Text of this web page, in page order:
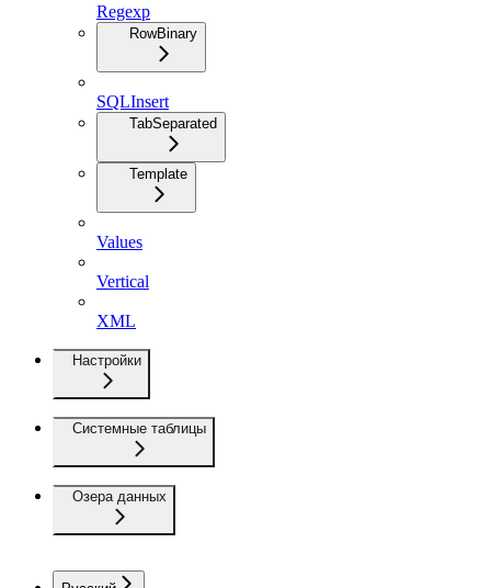
Regexp
RowBinary
SQLInsert
TabSeparated
Template
Values
Vertical
XML
Настройки
Системные таблицы
Озера данных